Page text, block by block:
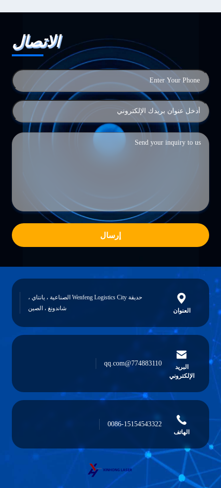
الاتصال
إرسال
العنوان
حديقة Wenfeng Logistics City الصناعية ، يانتاي ،
شاندونغ ، الصين
البريد
الإلكتروني
774883110@qq.com
الهاتف
0086-15154543322